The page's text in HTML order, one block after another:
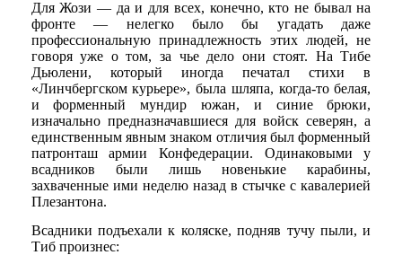
Для Жози — да и для всех, конечно, кто не бывал на
фронте — нелегко было бы угадать даже
профессиональную принадлежность этих людей, не
говоря уже о том, за чье дело они стоят. На Тибе
Дьюлени, который иногда печатал стихи в
«Линчбергском курьере», была шляпа, когда-то белая,
и форменный мундир южан, и синие брюки,
изначально предназначавшиеся для войск северян, а
единственным явным знаком отличия был форменный
патронташ армии Конфедерации. Одинаковыми у
всадников были лишь новенькие карабины,
захваченные ими неделю назад в стычке с кавалерией
Плезантона.
Всадники подъехали к коляске, подняв тучу пыли, и
Тиб произнес: